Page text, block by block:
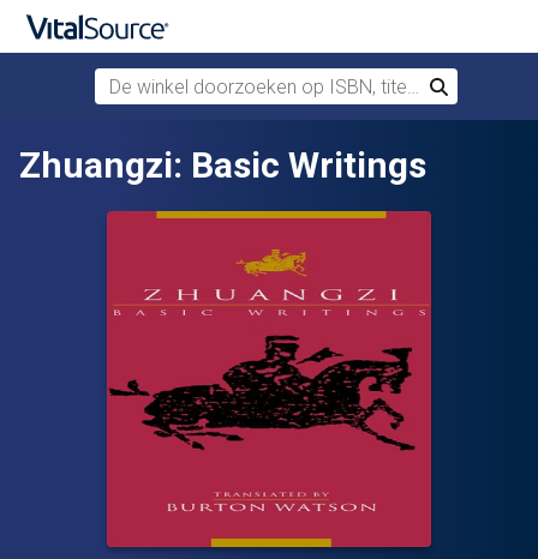
Verdergaan naar belangrijkste inhoud
De winkel doorzoeken op ISBN, titel of auteur
Zoek
Zhuangzi: Basic Writings